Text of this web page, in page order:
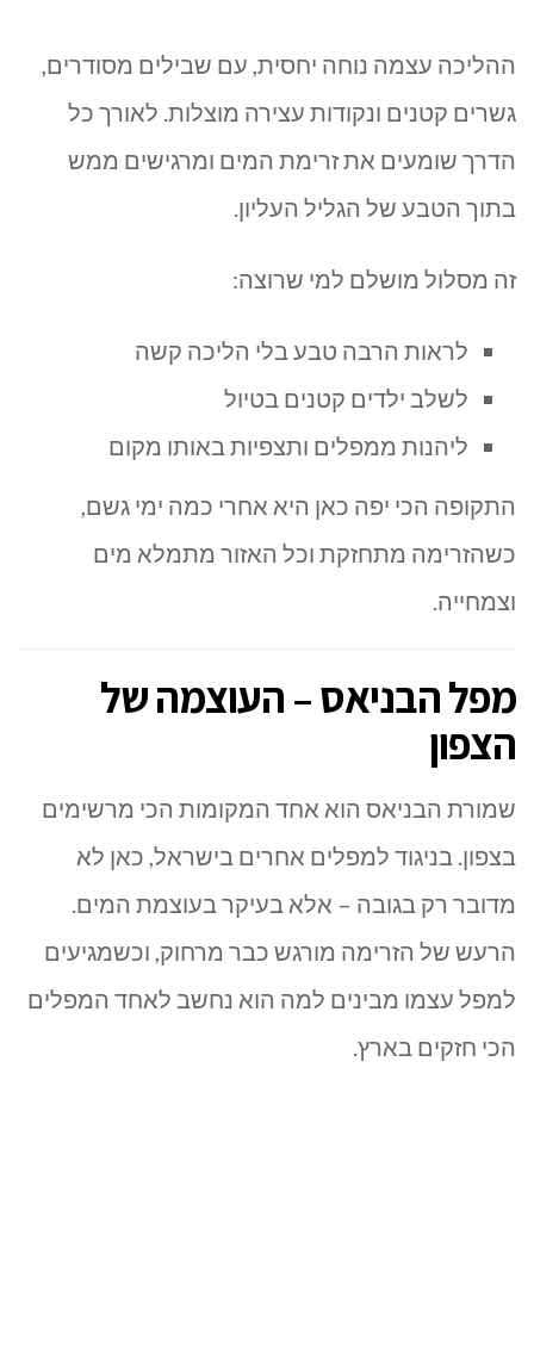
ההליכה עצמה נוחה יחסית, עם שבילים מסודרים,
גשרים קטנים ונקודות עצירה מוצלות. לאורך כל
הדרך שומעים את זרימת המים ומרגישים ממש
בתוך הטבע של הגליל העליון.
זה מסלול מושלם למי שרוצה:
לראות הרבה טבע בלי הליכה קשה
לשלב ילדים קטנים בטיול
ליהנות ממפלים ותצפיות באותו מקום
התקופה הכי יפה כאן היא אחרי כמה ימי גשם,
כשהזרימה מתחזקת וכל האזור מתמלא מים
וצמחייה.
מפל הבניאס – העוצמה של
הצפון
שמורת הבניאס הוא אחד המקומות הכי מרשימים
בצפון. בניגוד למפלים אחרים בישראל, כאן לא
מדובר רק בגובה – אלא בעיקר בעוצמת המים.
הרעש של הזרימה מורגש כבר מרחוק, וכשמגיעים
למפל עצמו מבינים למה הוא נחשב לאחד המפלים
הכי חזקים בארץ.